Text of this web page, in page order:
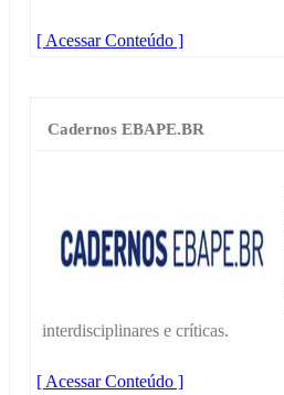
[ Acessar Conteúdo ]
Cadernos EBAPE.BR
interdisciplinares e críticas.
[ Acessar Conteúdo ]